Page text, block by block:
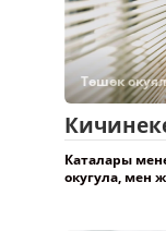
Төшөк
Каталары
окугула, мен